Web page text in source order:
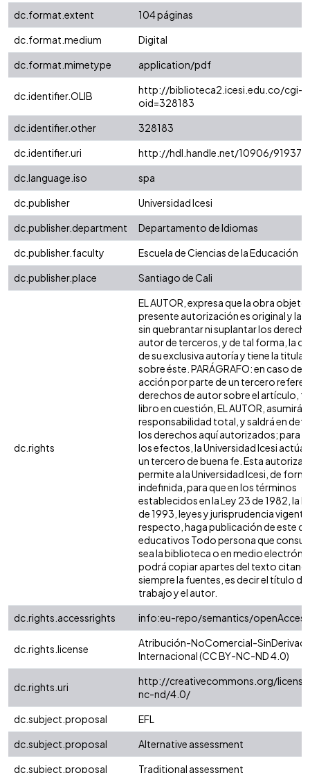
dc.format.extent
104 páginas
dc.format.medium
Digital
dc.format.mimetype
application/pdf
dc.identifier.OLIB
http://biblioteca2.icesi.edu.co/cgi-
oid=328183
dc.identifier.other
328183
dc.identifier.uri
http://hdl.handle.net/10906/91937
dc.language.iso
spa
dc.publisher
Universidad Icesi
dc.publisher.department
Departamento de Idiomas
dc.publisher.faculty
Escuela de Ciencias de la Educación
dc.publisher.place
Santiago de Cali
dc.rights
EL AUTOR, expresa que la obra objeto
presente autorización es original y la
sin quebrantar ni suplantar los
autor de terceros, y de tal forma, la
de su exclusiva autoría y tiene la
sobre éste. PARÁGRAFO: en caso de
acción por parte de un tercero
derechos de autor sobre el artículo,
libro en cuestión, EL AUTOR, asumirá
responsabilidad total, y saldrá en
los derechos aquí autorizados; para
los efectos, la Universidad Icesi actúa
un tercero de buena fe. Esta
permite a la Universidad Icesi, de
indefinida, para que en los términos
establecidos en la Ley 23 de 1982, la
de 1993, leyes y jurisprudencia
respecto, haga publicación de este
educativos Todo persona que
sea la biblioteca o en medio
podrá copiar apartes del texto
siempre la fuentes, es decir el título del
trabajo y el autor.
dc.rights.accessrights
info:eu-repo/semantics/openAccess
dc.rights.license
Atribución-NoComercial-
Internacional (CC BY-NC-ND 4.0)
dc.rights.uri
http://creativecommons.org/
nc-nd/4.0/
dc.subject.proposal
EFL
dc.subject.proposal
Alternative assessment
dc.subject.proposal
Traditional assessment